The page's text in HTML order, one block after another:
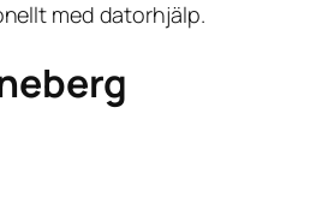
med datorhjälp.